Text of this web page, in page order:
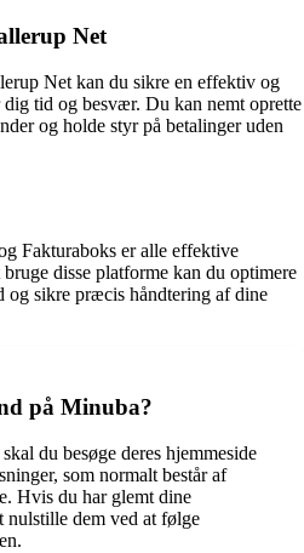
Net
Net kan du sikre en effektiv og
tid og besvær. Du kan nemt oprette
og holde styr på betalinger uden
Fakturaboks er alle effektive
disse platforme kan du optimere
og sikre præcis håndtering af dine
på Minuba?
du besøge deres hjemmeside
som normalt består af
Hvis du har glemt dine
nulstille dem ved at følge